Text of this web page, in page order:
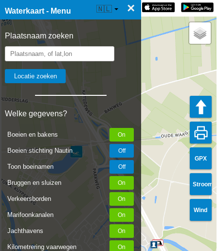
Waterkaart - Menu ×
Plaatsnaam zoeken
Welke gegevens?
Boeien en bakens
Boeien stichting Nautin
Toon boeinamen
Bruggen en sluizen
Verkeersborden
Marifoonkanalen
Jachthavens
Kilometrering vaarwegen
☰ Waterkaart Live 🇳🇱
GPX
Stroom
Wind